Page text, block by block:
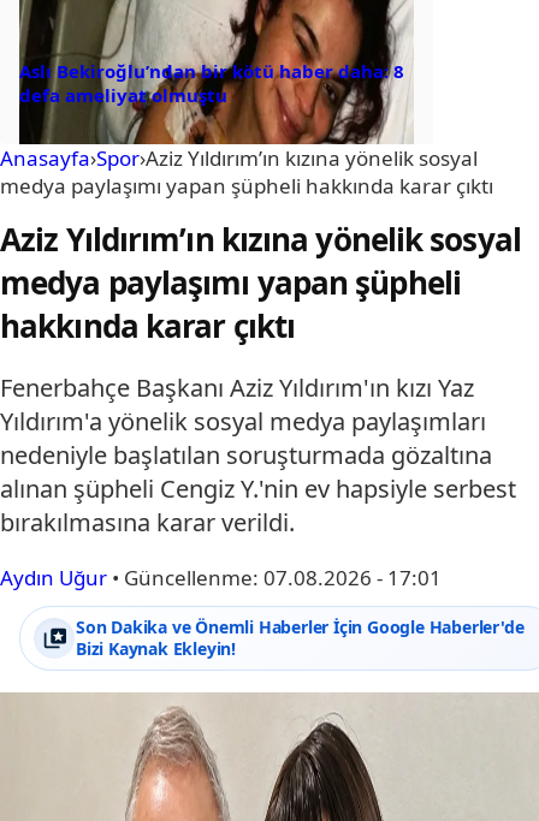
Aslı Bekiroğlu’ndan bir kötü haber daha: 8
defa ameliyat olmuştu
Anasayfa›Spor›Aziz Yıldırım’ın kızına yönelik sosyal
medya paylaşımı yapan şüpheli hakkında karar çıktı
Aziz Yıldırım’ın kızına yönelik sosyal
medya paylaşımı yapan şüpheli
hakkında karar çıktı
Fenerbahçe Başkanı Aziz Yıldırım'ın kızı Yaz
Yıldırım'a yönelik sosyal medya paylaşımları
nedeniyle başlatılan soruşturmada gözaltına
alınan şüpheli Cengiz Y.'nin ev hapsiyle serbest
bırakılmasına karar verildi.
Aydın Uğur • Güncellenme: 07.08.2026 - 17:01
Son Dakika ve Önemli Haberler İçin Google Haberler'de
Bizi Kaynak Ekleyin!